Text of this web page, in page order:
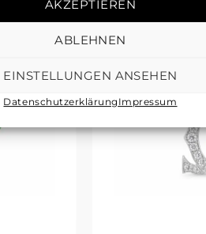
AKZEPTIEREN
ABLEHNEN
EINSTELLUNGEN ANSEHEN
Datenschutzerklärung Impressum